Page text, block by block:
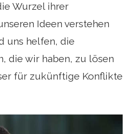
Wurzel ihrer
Ideen verstehen
uns helfen, die
die wir haben, zu lösen
für zukünftige Konflikte